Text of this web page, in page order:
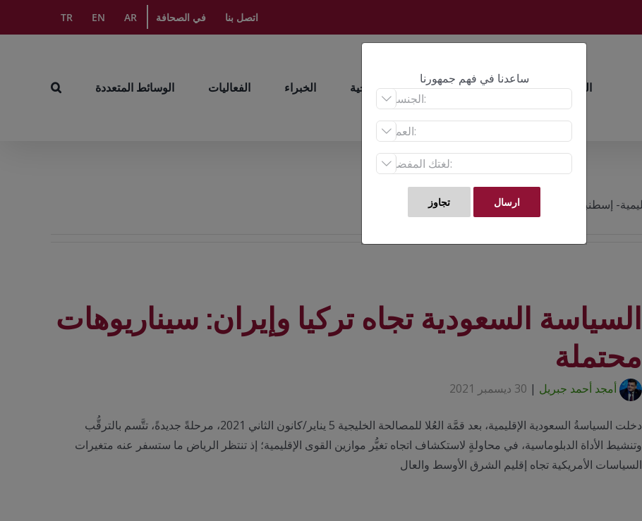
اتصل بنا في الصحافة AR
EN
TR
الرئيسية أبحاث عن الأبحاث الاستراتيجية الخبراء الفعاليات الوسائط المتعددة
إسطنبول
السياسة السعودية تجاه تركيا وإيران: سيناريوهات
محتملة
أمجد أحمد جبريل | 30 ديسمبر 2021
دخلت السياسةُ السعودية الإقليمية، بعد قمَّة العُلا للمصالحة الخليجية 5 يناير/كانون الثاني 2021، مرحلةً جديدةً، تتَّسم بالترقُّب
وتنشيط الأداة الدبلوماسية، في محاولةٍ لاستكشاف اتجاه تغيُّر موازين القوى الإقليمية؛ إذ تنتظر الرياض ما ستسفر عنه متغيرات
السياسات الأمريكية تجاه إقليم الشرق الأوسط والعال
ساعدنا في فهم جمهورنا


